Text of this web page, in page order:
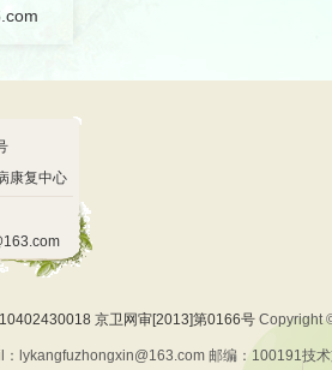
康复中心
京卫网审[2013]第0166号 Copyright
lykangfuzhongxin@163.com 邮编：100191技